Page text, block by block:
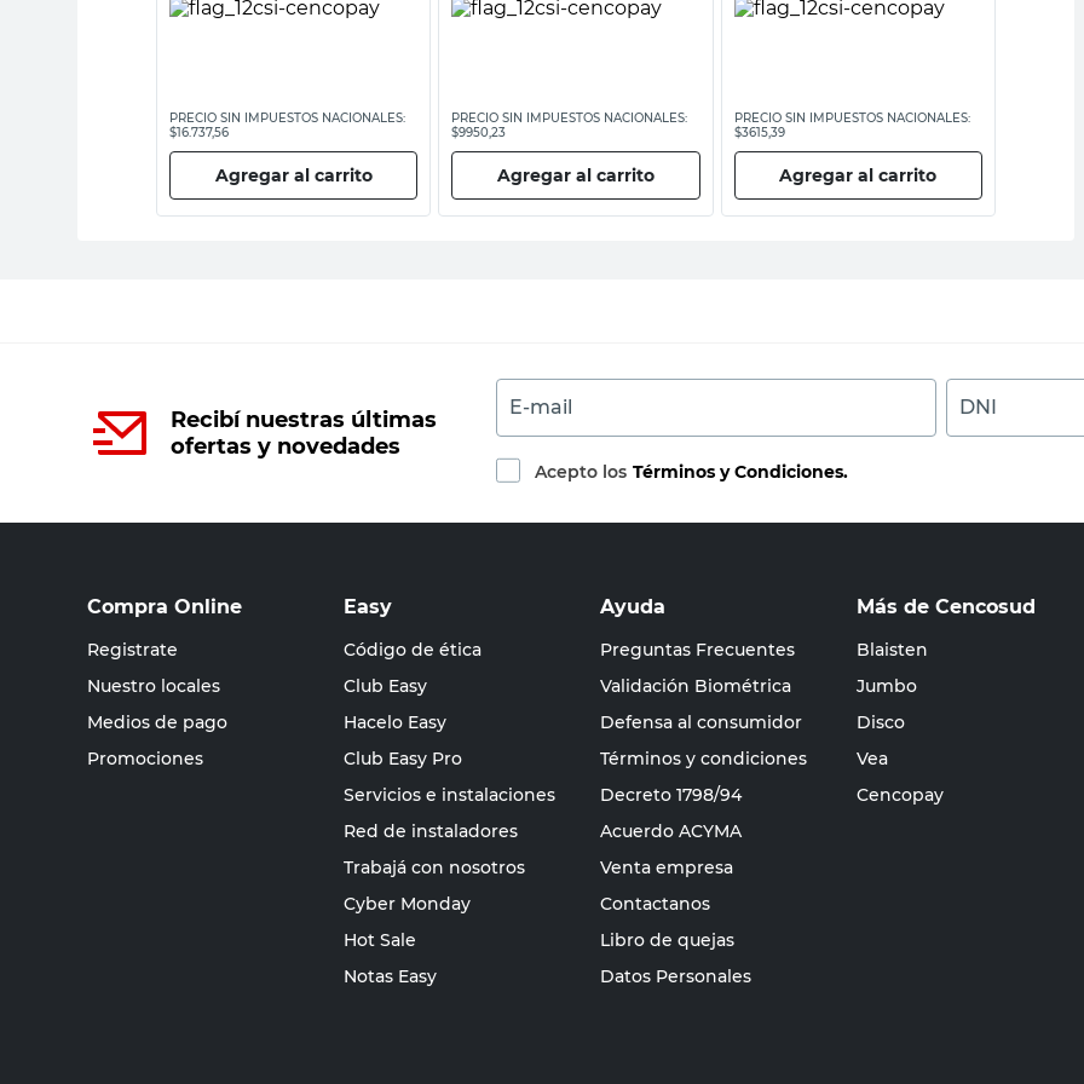
PRECIO SIN IMPUESTOS NACIONALES:
$16.737,56
Agregar al carrito
PRECIO SIN IMPUESTOS NACIONALES:
$9950,23
Agregar al carrito
PRECIO SIN IMPUESTOS NACIONALES:
$3615,39
Agregar al carrito
Recibí nuestras últimas
ofertas y novedades
E-mail DNI
Acepto los Términos y Condiciones.
Compra Online
Registrate
Nuestro locales
Medios de pago
Promociones
Easy
Código de ética
Club Easy
Hacelo Easy
Club Easy Pro
Servicios e instalaciones
Red de instaladores
Trabajá con nosotros
Cyber Monday
Hot Sale
Notas Easy
Ayuda
Preguntas Frecuentes
Validación Biométrica
Defensa al consumidor
Términos y condiciones
Decreto 1798/94
Acuerdo ACYMA
Venta empresa
Contactanos
Libro de quejas
Datos Personales
Más de Cencosud
Blaisten
Jumbo
Disco
Vea
Cencopay